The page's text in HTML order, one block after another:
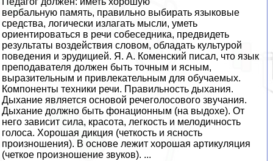
вербальную память, правильно выбирать языковые
средства, логически излагать мысли, уметь
ориентироваться в речи собеседника, предвидеть
результаты воздействия словом, обладать культурой
поведения и эрудицией. Я. А. Коменский писал, что язык
преподавателя должен быть точным и ясным,
выразительным и привлекательным для обучаемых.
Компоненты техники речи. Правильность дыхания.
Дыхание является основой речеголосового звучания.
Дыхание должно быть фонационным (на выдохе). От
него зависит сила, красота, легкость и мелодичность
голоса. Хорошая дикция (четкость и ясность
произношения). В основе лежит хорошая артикуляция
(четкое произношение звуков). ...